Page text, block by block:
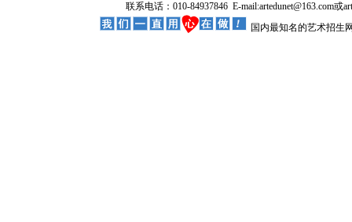
联系电话：010-84937846 E-mail:artedunet@163.com或
国内最知名的艺术招生